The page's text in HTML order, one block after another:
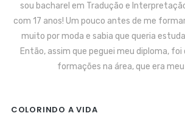
sou bacharel em Tradução e
com 17 anos! Um pouco antes de me
muito por moda e sabia que queria
Então, assim que peguei meu diploma, foi
formações na área, que era
COLORINDO A VIDA